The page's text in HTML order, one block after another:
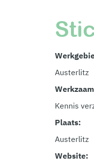
Austerlitz
Kennis
Plaats:
Austerlitz
Website: